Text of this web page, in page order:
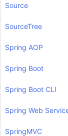
Source
SourceTree
Spring AOP
Spring Boot
Spring Boot CLI
Spring Web
SpringMVC